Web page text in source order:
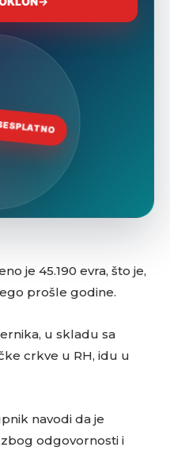
je 45.190 evra, što je,
prošle godine.
u skladu sa
crkve u RH, idu u
navodi da je
odgovornosti i